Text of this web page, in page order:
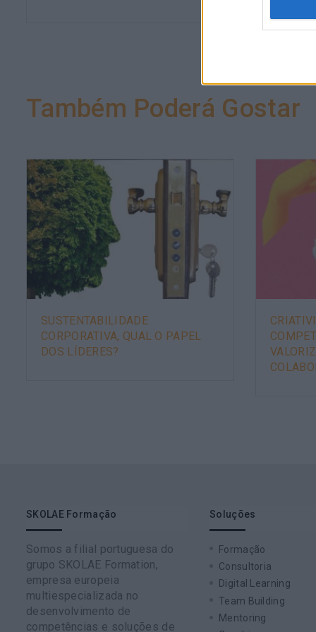
Também Poderá Gostar
SUSTENTABILIDADE
CORPORATIVA, QUAL O PAPEL
DOS LÍDERES?
SKOLAE Formação
Somos a filial portuguesa do
grupo SKOLAE Formation,
empresa europeia
multiespecializada no
desenvolvimento de
competências e soluções de
Soluções
Formação
Consultoria
Digital Learning
Team Building
Mentoring